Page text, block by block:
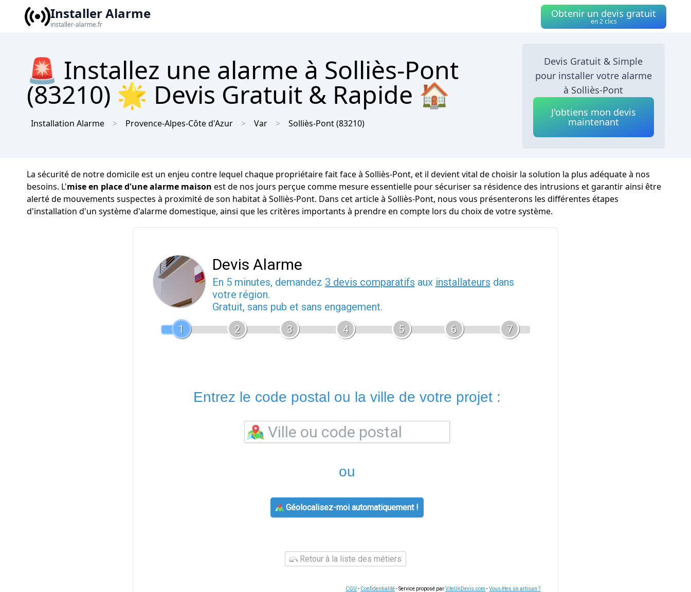
Installer Alarme
installer-alarme.fr
Obtenir un devis gratuit
en 2 clics
🚨 Installez une alarme à Solliès-Pont
(83210) 🌟 Devis Gratuit & Rapide 🏠
Installation Alarme Provence-Alpes-Côte d'Azur Var Solliès-Pont(83210)
Devis Gratuit & Simple
pour installer votre alarme
à Solliès-Pont
J'obtiens mon devis
maintenant
La sécurité de notre domicile est un enjeu contre lequel chaque propriétaire fait face à Solliès-Pont, et il devient vital de choisir la solution la plus adéquate à nos
besoins. L'mise en place d'une alarme maison est de nos jours perçue comme mesure essentielle pour sécuriser sa résidence des intrusions et garantir ainsi être
alerté de mouvements suspectes à proximité de son habitat à Solliès-Pont. Dans cet article à Solliès-Pont, nous vous présenterons les différentes étapes
d'installation d'un système d'alarme domestique, ainsi que les critères importants à prendre en compte lors du choix de votre système.
Devis Alarme
En 5 minutes, demandez 3 devis comparatifs aux installateurs dans
votre région.
Gratuit, sans pub et sans engagement.
1
2 3 4 5 6 7
Entrez le code postal ou la ville de votre projet :
ou
Géolocalisez-moi automatiquement !
Retour à la liste des métiers
CGU - Confidentialité- Service proposé parViteUnDevis.com -Vous êtes un artisan ?